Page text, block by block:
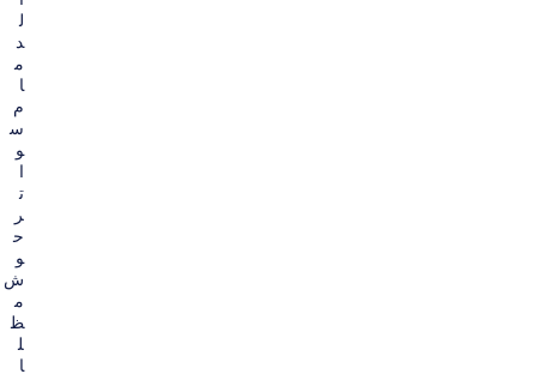
ل
د
م
ا
م
س
و
ا
ت
ر
ح
و
ش
م
ظ
ل
ا